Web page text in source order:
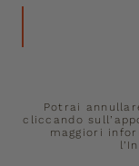
Potrai
cliccando
maggiori